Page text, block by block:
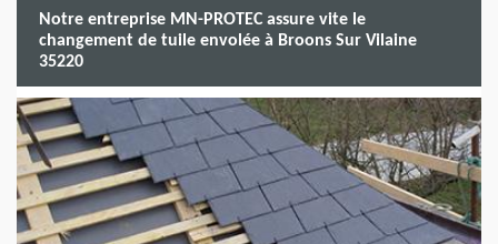
Notre entreprise MN-PROTEC assure vite le
changement de tuile envolée à Broons Sur Vilaine
35220